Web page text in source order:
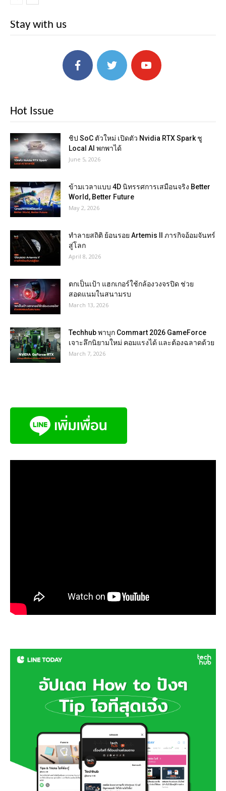
Stay with us
Hot Issue
ชิป SoC ตัวใหม่ เปิดตัว Nvidia RTX Spark ชู
Local AI พกพาได้
June 5, 2026
ข้ามเวลาแบบ 4D นิทรรศการเสมือนจริง Better
World, Better Future
May 2, 2026
ทำลายสถิติ ย้อนรอย Artemis II ภารกิจอ้อมจันทร์
สู่โลก
April 8, 2026
ตกเป็นเป้า แฮกเกอร์ใช้กล้องวงจรปิด ช่วย
สอดแนมในสนามรบ
March 13, 2026
Techhub พาบุก Commart 2026 GameForce
เจาะลึกนิยามใหม่ คอมแรงได้ และต้องฉลาดด้วย
March 7, 2026